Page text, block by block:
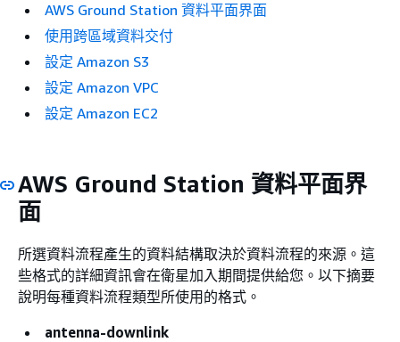
AWS Ground Station 資料平面界面
使用跨區域資料交付
設定 Amazon S3
設定 Amazon VPC
設定 Amazon EC2
AWS Ground Station 資料平面界
面
所選資料流程產生的資料結構取決於資料流程的來源。這
些格式的詳細資訊會在衛星加入期間提供給您。以下摘要
說明每種資料流程類型所使用的格式。
antenna-downlink